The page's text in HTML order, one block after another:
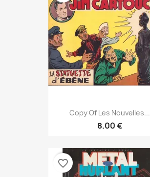
Copy Of Les Nouvelles...
8.00 €
favorite_border